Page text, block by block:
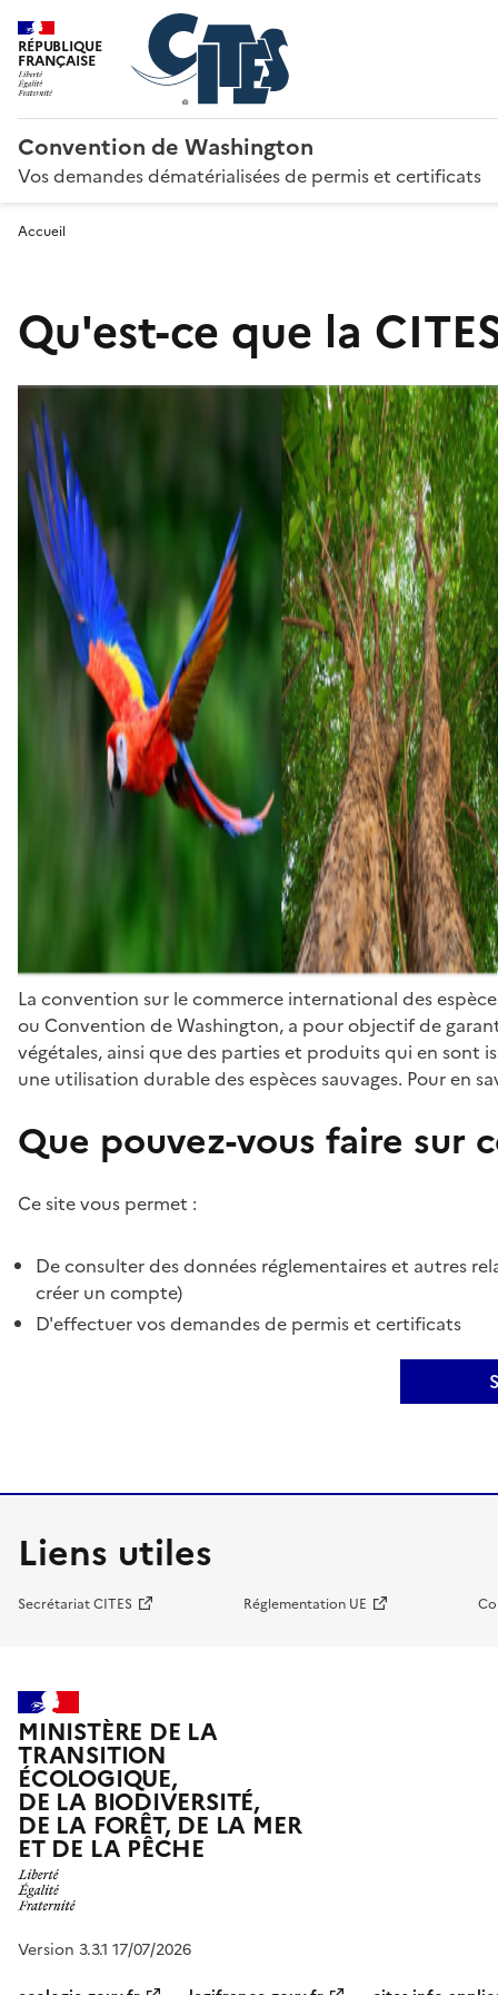
RÉPUBLIQUE
FRANÇAISE
Convention de Washington
Vos demandes dématérialisées de permis et certificats
Accueil
Qu'est-ce que la
La convention sur le commerce international des
ou Convention de Washington, a pour objectif de
végétales, ainsi que des parties et produits qui en sont
une utilisation durable des espèces sauvages. Pour en
Que pouvez-vous faire sur
Ce site vous permet :
De consulter des données réglementaires et autres
créer un compte)
D'effectuer vos demandes de permis et certificats
Liens utiles
Secrétariat CITES Réglementation UE
MINISTÈRE DE LA
TRANSITION
ÉCOLOGIQUE,
DE LA BIODIVERSITÉ,
DE LA FORÊT, DE LA MER
ET DE LA PÊCHE
Version 3.3.1 17/07/2026